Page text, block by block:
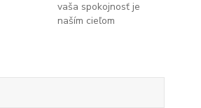
vaša spokojnosť je
naším cieľom